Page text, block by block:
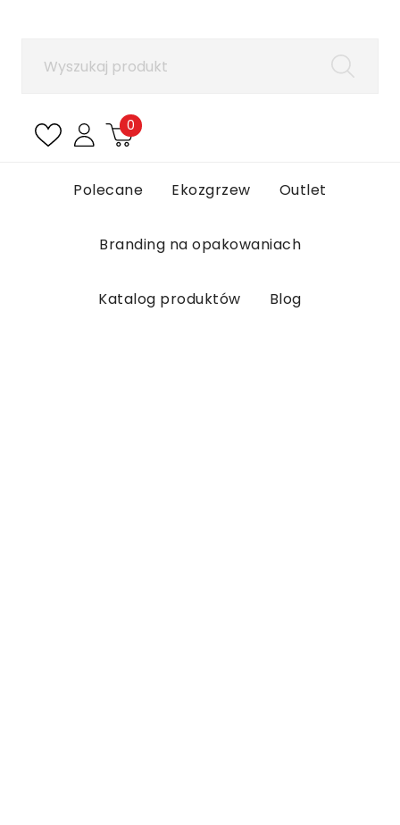
0
Polecane Ekozgrzew Outlet
Branding na opakowaniach
Katalog produktów Blog
Aby zapisać produkty na liście ulubionych, musisz
Anuluj Zaloguj się